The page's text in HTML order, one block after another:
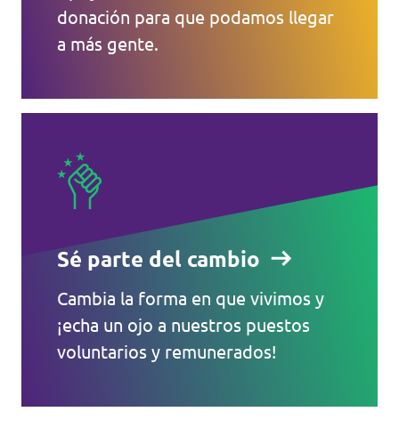
donación para que podamos llegar
a más gente.
Sé parte del cambio
Cambia la forma en que vivimos y
¡echa un ojo a nuestros puestos
voluntarios y remunerados!